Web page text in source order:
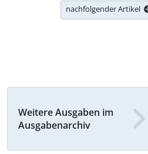
nachfolgender Artikel
Weitere Ausgaben im
Ausgabenarchiv